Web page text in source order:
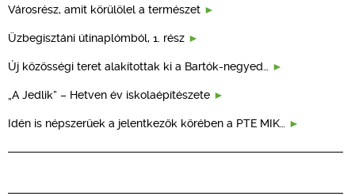
Városrész, amit körülölel a természet
Üzbegisztáni útinaplómból, 1. rész
Új közösségi teret alakítottak ki a Bartók-negyed…
„A Jedlik” – Hetven év iskolaépítészete
Idén is népszerűek a jelentkezők körében a PTE MIK…